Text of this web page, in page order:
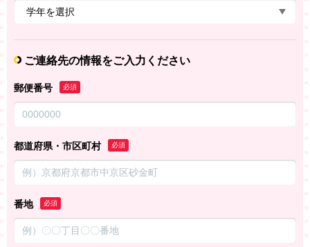
ご連絡先の情報をご入力ください
郵便番号 必須
都道府県・市区町村 必須
番地 必須